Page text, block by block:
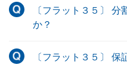
〔フラット３５〕
か？
〔フラット３５〕 保